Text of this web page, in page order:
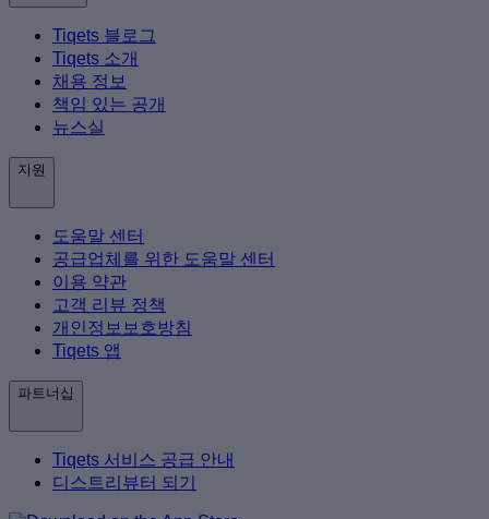
Tiqets 블로그
Tiqets 소개
채용 정보
책임 있는 공개
뉴스실
지원
도움말 센터
공급업체를 위한 도움말 센터
이용 약관
고객 리뷰 정책
개인정보보호방침
Tiqets 앱
파트너십
Tiqets 서비스 공급 안내
디스트리뷰터 되기